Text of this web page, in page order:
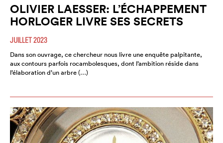
OLIVIER LAESSER: L’ÉCHAPPEMENT
HORLOGER LIVRE SES SECRETS
JUILLET 2023
Dans son ouvrage, ce chercheur nous livre une enquête palpitante,
aux contours parfois rocambolesques, dont l’ambition réside dans
l’élaboration d’un arbre (…)